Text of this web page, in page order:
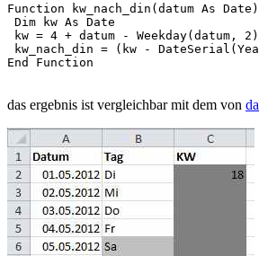
Function kw_nach_din(datum As
Dim kw As Date
kw = 4 + datum - Weekday(datum, 2)
kw_nach_din = (kw -
End Function
das ergebnis ist vergleichbar mit dem von